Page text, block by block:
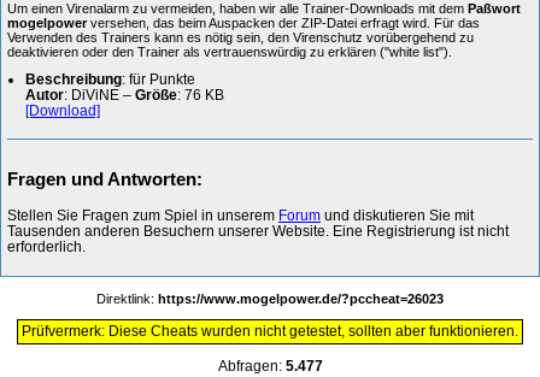
Um einen Virenalarm zu vermeiden, haben wir alle Trainer-Downloads mit dem Paßwort
mogelpowerversehen, das beim Auspacken der ZIP-Datei erfragt wird. Für das
Verwenden des Trainers kann es nötig sein, den Virenschutz vorübergehend zu
deaktivieren oder den Trainer als vertrauenswürdig zu erklären ("white list").
Beschreibung: für Punkte
Autor: DiViNE – Größe: 76 KB
[Download]
Fragen und Antworten:
Stellen Sie Fragen zum Spiel in unserem Forum und diskutieren Sie mit
Tausenden anderen Besuchern unserer Website. Eine Registrierung ist nicht
erforderlich.
Direktlink: https://www.mogelpower.de/?pccheat=26023
Prüfvermerk: Diese Cheats wurden nicht getestet, sollten aber funktionieren.
Abfragen: 5.477